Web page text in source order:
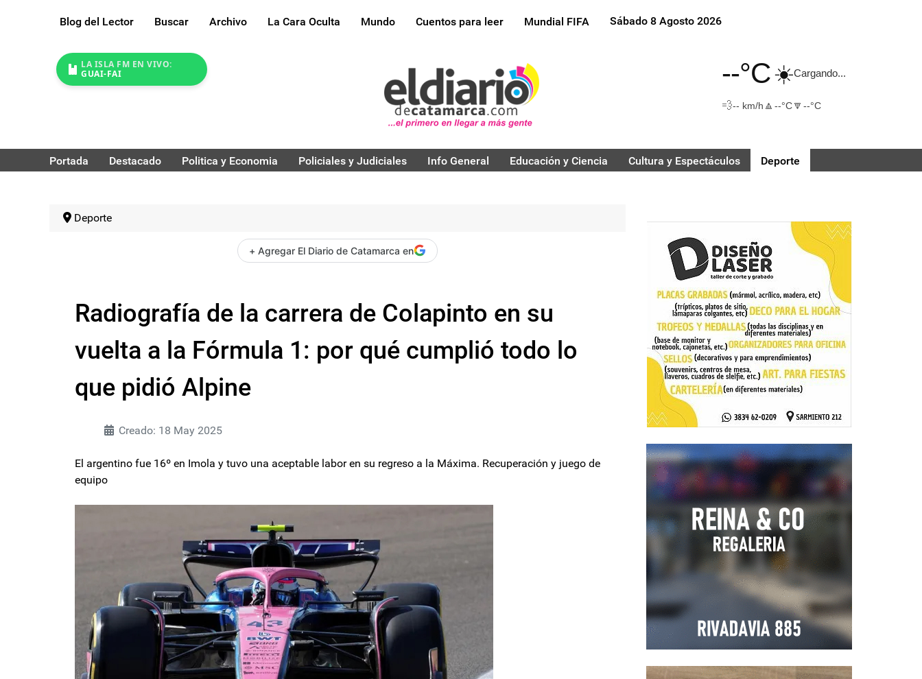
Blog del Lector Buscar Archivo La Cara Oculta Mundo Cuentos para leer Mundial FIFA Sábado 8 Agosto 2026
LA ISLA FM EN VIVO:
GUAI-FAI
--°C☀️Cargando...
💨-- km/h 🔼 --°C🔽 --°C
Portada Destacado Politica y Economia Policiales y Judiciales Info General Educación y Ciencia Cultura y Espectáculos Deporte
Deporte
+ Agregar El Diario de Catamarca en
Radiografía de la carrera de Colapinto en su
vuelta a la Fórmula 1: por qué cumplió todo lo
que pidió Alpine
Creado: 18 May 2025
El argentino fue 16º en Imola y tuvo una aceptable labor en su regreso a la Máxima. Recuperación y juego de
equipo